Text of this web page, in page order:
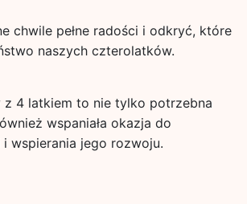
chwile pełne radości i odkryć, które
naszych czterolatków.
z 4 latkiem to nie tylko potrzebna
wspaniała okazja do
wspierania jego rozwoju.